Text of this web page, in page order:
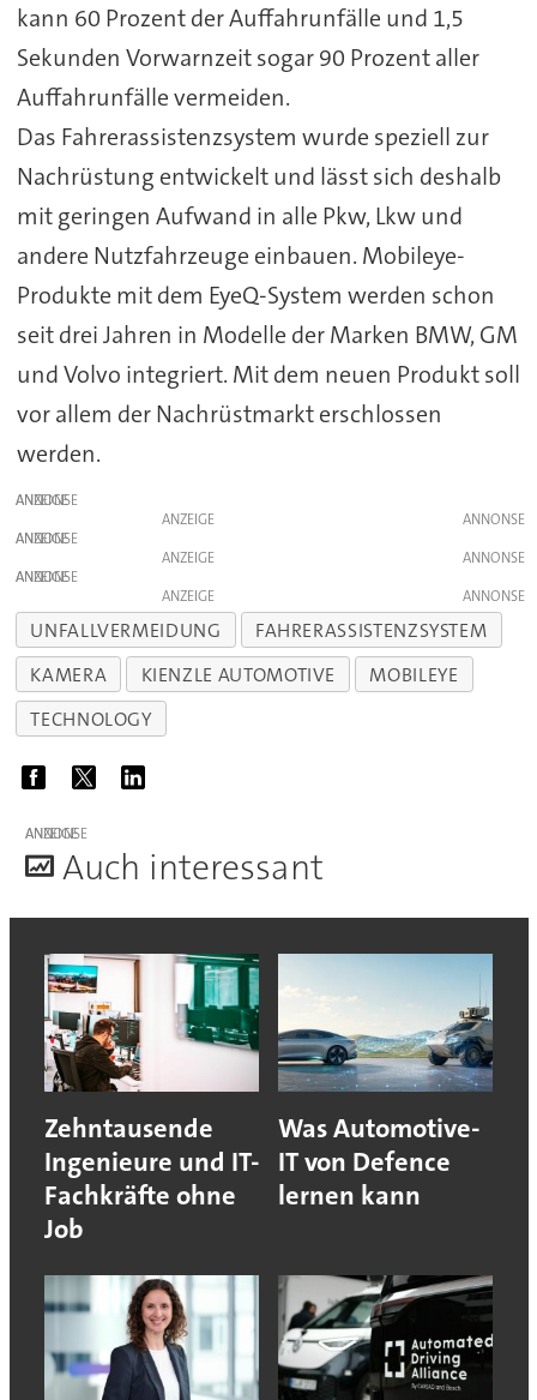
kann 60 Prozent der Auffahrunfälle und 1,5
Sekunden Vorwarnzeit sogar 90 Prozent aller
Auffahrunfälle vermeiden.
Das Fahrerassistenzsystem wurde speziell zur
Nachrüstung entwickelt und lässt sich deshalb
mit geringen Aufwand in alle Pkw, Lkw und
andere Nutzfahrzeuge einbauen. Mobileye-
Produkte mit dem EyeQ-System werden schon
seit drei Jahren in Modelle der Marken BMW, GM
und Volvo integriert. Mit dem neuen Produkt soll
vor allem der Nachrüstmarkt erschlossen
werden.
ANZEIGE
ANZEIGE
ANZEIGE
ANZEIGE
ANZEIGE
ANZEIGE
UNFALLVERMEIDUNG
FAHRERASSISTENZSYSTEM
KAMERA
KIENZLE AUTOMOTIVE
MOBILEYE
TECHNOLOGY
ANZEIGE
Auch interessant
Zehntausende
Ingenieure und IT-
Fachkräfte ohne
Job
Was Automotive-
IT von Defence
lernen kann